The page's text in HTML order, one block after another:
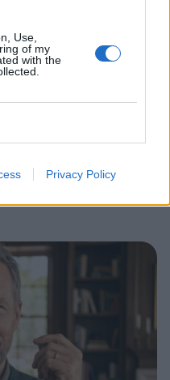
Use,
of my
with the
Privacy Policy